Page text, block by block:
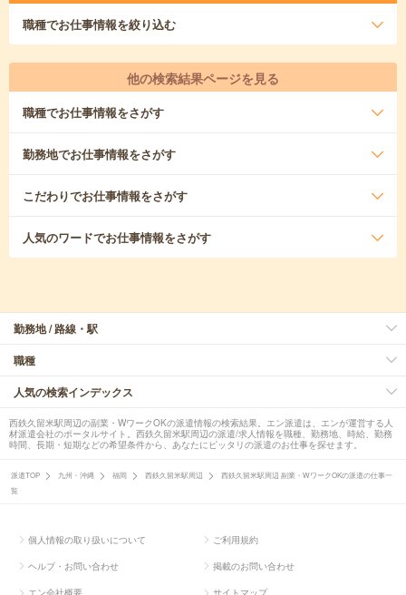
職種でお仕事情報を絞り込む
他の検索結果ページを見る
職種でお仕事情報をさがす
勤務地でお仕事情報をさがす
こだわりでお仕事情報をさがす
人気のワードでお仕事情報をさがす
勤務地 / 路線・駅
職種
人気の検索インデックス
西鉄久留米駅周辺の副業・WワークOKの派遣情報の検索結果。エン派遣は、エンが運営する人
材派遣会社のポータルサイト。西鉄久留米駅周辺の派遣/求人情報を職種、勤務地、時給、勤務
時間、長期・短期などの希望条件から、あなたにピッタリの派遣のお仕事を探せます。
派遣TOP 九州・沖縄 福岡 西鉄久留米駅周辺
西鉄久留米駅周辺 副業・WワークOKの派遣の仕事一
覧
個人情報の取り扱いについて ご利用規約
ヘルプ・お問い合わせ 掲載のお問い合わせ